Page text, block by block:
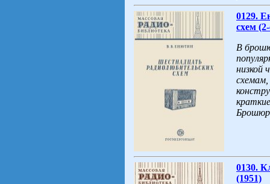
0129.
схем
В
низкой
0130.
(1951)